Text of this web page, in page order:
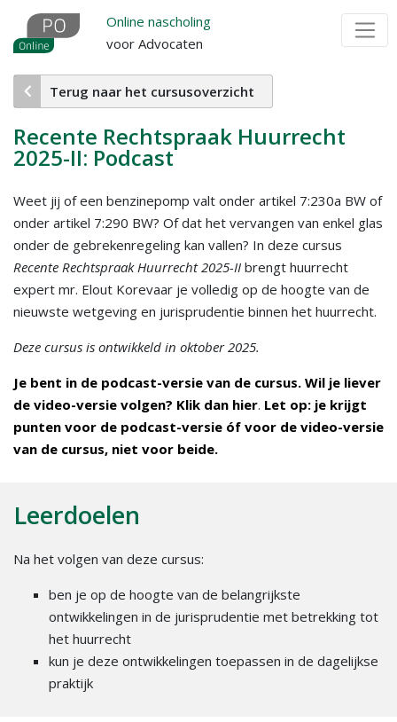
Overslaan
naar
de
inhoud
Online nascholing
voor Advocaten
Terug naar het cursusoverzicht
Recente Rechtspraak Huurrecht
2025-II: Podcast
Weet jij of een benzinepomp valt onder artikel 7:230a BW of
onder artikel 7:290 BW? Of dat het vervangen van enkel glas
onder de gebrekenregeling kan vallen? In deze cursus
Recente Rechtspraak Huurrecht 2025-II brengt huurrecht
expert mr. Elout Korevaar je volledig op de hoogte van de
nieuwste wetgeving en jurisprudentie binnen het huurrecht.
Deze cursus is ontwikkeld in oktober 2025.
Je bent in de podcast-versie van de cursus. Wil je liever
de video-versie volgen? Klik dan hier. Let op: je krijgt
punten voor de podcast-versie óf voor de video-versie
van de cursus, niet voor beide.
Leerdoelen
Na het volgen van deze cursus:
ben je op de hoogte van de belangrijkste
ontwikkelingen in de jurisprudentie met betrekking tot
het huurrecht
kun je deze ontwikkelingen toepassen in de dagelijkse
praktijk